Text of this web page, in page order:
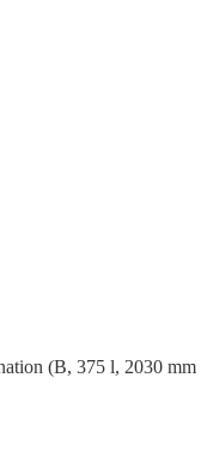
(B, 375 l, 2030 mm